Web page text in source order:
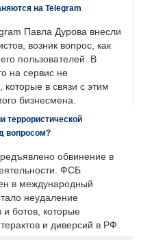
на Telegram
Павла Дурова внесли
возник вопрос, как
пользователей. В
на сервис не
которые в связи с этим
бизнесмена.
террористической
вопросом?
обвинение в
ФСБ
в международный
неудаление
и ботов, которые
и диверсий в РФ.